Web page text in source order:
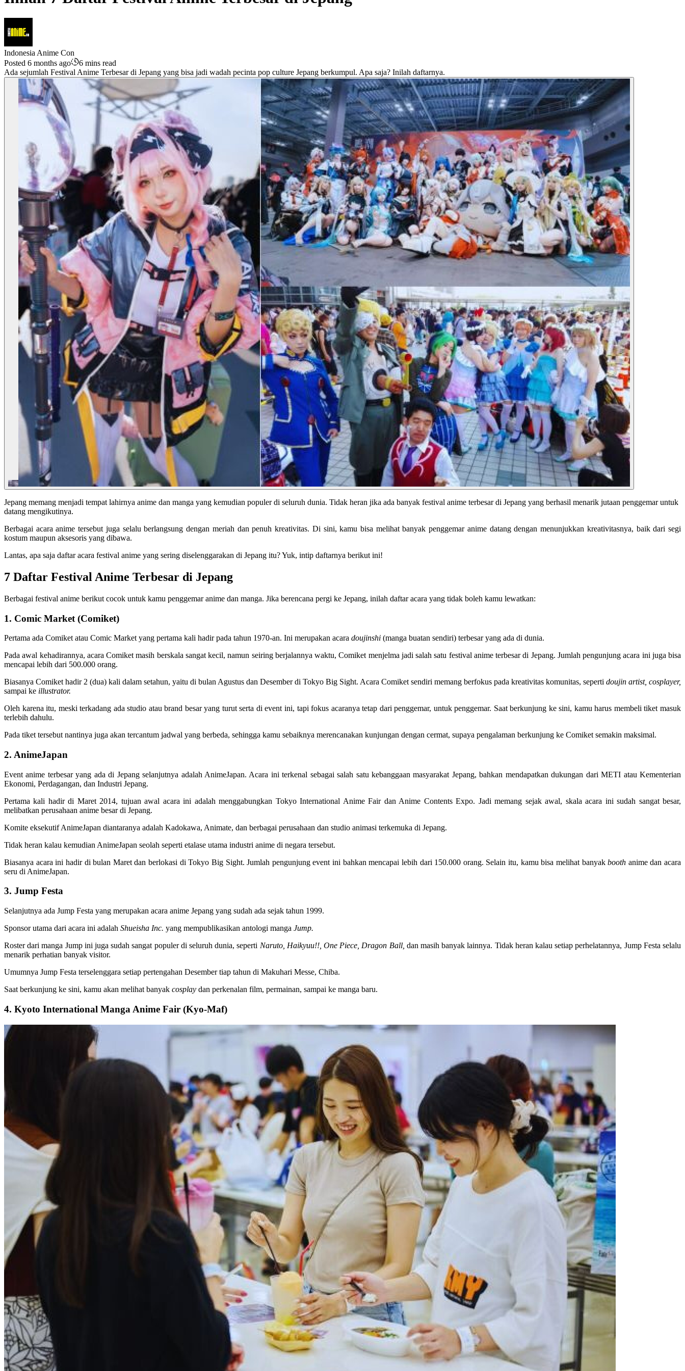
Indonesia Anime Con
Posted 6 months ago
6 mins read
Ada sejumlah Festival Anime Terbesar di Jepang yang bisa jadi wadah pecinta pop culture Jepang berkumpul. Apa saja? Inilah daftarnya.
Jepang memang menjadi tempat lahirnya anime dan manga yang kemudian populer di seluruh dunia. Tidak heran jika ada banyak festival anime terbesar di Jepang yang berhasil menarik jutaan penggemar untuk
datang mengikutinya.
Berbagai acara anime tersebut juga selalu berlangsung dengan meriah dan penuh kreativitas. Di sini, kamu bisa melihat banyak penggemar anime datang dengan menunjukkan kreativitasnya, baik dari segi
kostum maupun aksesoris yang dibawa.
Lantas, apa saja daftar acara festival anime yang sering diselenggarakan di Jepang itu? Yuk, intip daftarnya berikut ini!
7 Daftar Festival Anime Terbesar di Jepang
Berbagai festival anime berikut cocok untuk kamu penggemar anime dan manga. Jika berencana pergi ke Jepang, inilah daftar acara yang tidak boleh kamu lewatkan:
1. Comic Market (Comiket)
Pertama ada Comiket atau Comic Market yang pertama kali hadir pada tahun 1970-an. Ini merupakan acara doujinshi (manga buatan sendiri) terbesar yang ada di dunia.
Pada awal kehadirannya, acara Comiket masih berskala sangat kecil, namun seiring berjalannya waktu, Comiket menjelma jadi salah satu festival anime terbesar di Jepang. Jumlah pengunjung acara ini juga bisa
mencapai lebih dari 500.000 orang.
Biasanya Comiket hadir 2 (dua) kali dalam setahun, yaitu di bulan Agustus dan Desember di Tokyo Big Sight. Acara Comiket sendiri memang berfokus pada kreativitas komunitas, seperti doujin artist, cosplayer,
sampai ke illustrator.
Oleh karena itu, meski terkadang ada studio atau brand besar yang turut serta di event ini, tapi fokus acaranya tetap dari penggemar, untuk penggemar. Saat berkunjung ke sini, kamu harus membeli tiket masuk
terlebih dahulu.
Pada tiket tersebut nantinya juga akan tercantum jadwal yang berbeda, sehingga kamu sebaiknya merencanakan kunjungan dengan cermat, supaya pengalaman berkunjung ke Comiket semakin maksimal.
2. AnimeJapan
Event anime terbesar yang ada di Jepang selanjutnya adalah AnimeJapan. Acara ini terkenal sebagai salah satu kebanggaan masyarakat Jepang, bahkan mendapatkan dukungan dari METI atau Kementerian
Ekonomi, Perdagangan, dan Industri Jepang.
Pertama kali hadir di Maret 2014, tujuan awal acara ini adalah menggabungkan Tokyo International Anime Fair dan Anime Contents Expo. Jadi memang sejak awal, skala acara ini sudah sangat besar,
melibatkan perusahaan anime besar di Jepang.
Komite eksekutif AnimeJapan diantaranya adalah Kadokawa, Animate, dan berbagai perusahaan dan studio animasi terkemuka di Jepang.
Tidak heran kalau kemudian AnimeJapan seolah seperti etalase utama industri anime di negara tersebut.
Biasanya acara ini hadir di bulan Maret dan berlokasi di Tokyo Big Sight. Jumlah pengunjung event ini bahkan mencapai lebih dari 150.000 orang. Selain itu, kamu bisa melihat banyakbooth anime dan acara
seru di AnimeJapan.
3. Jump Festa
Selanjutnya ada Jump Festa yang merupakan acara anime Jepang yang sudah ada sejak tahun 1999.
Sponsor utama dari acara ini adalah Shueisha Inc. yang mempublikasikan antologi manga Jump.
Roster dari manga Jump ini juga sudah sangat populer di seluruh dunia, seperti Naruto, Haikyuu!!, One Piece, Dragon Ball, dan masih banyak lainnya. Tidak heran kalau setiap perhelatannya, Jump Festa selalu
menarik perhatian banyak visitor.
Umumnya Jump Festa terselenggara setiap pertengahan Desember tiap tahun di Makuhari Messe, Chiba.
Saat berkunjung ke sini, kamu akan melihat banyak cosplay dan perkenalan film, permainan, sampai ke manga baru.
4. Kyoto International Manga Anime Fair (Kyo-Maf)